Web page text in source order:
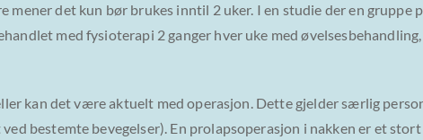
mener det kun bør brukes inntil 2 uker. I en studie der en
med fysioterapi 2 ganger hver uke med
kan det være aktuelt med operasjon. Dette gjelder særlig
bestemte bevegelser). En prolapsoperasjon i nakken er et